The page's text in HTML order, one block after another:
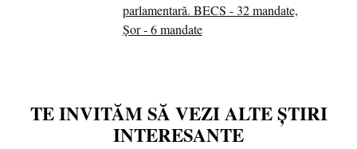
parlamentară. BECS - 32 mandate,
Șor - 6 mandate
TE INVITĂM SĂ VEZI ALTE ȘTIRI
INTERESANTE